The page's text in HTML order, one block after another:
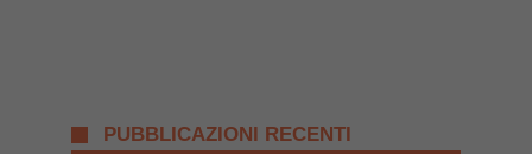
PUBBLICAZIONI RECENTI